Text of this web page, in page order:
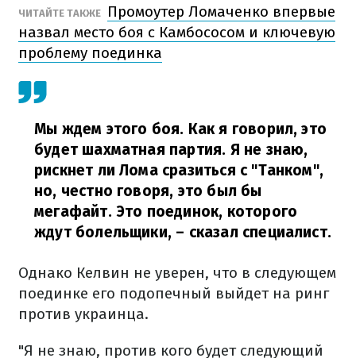
ЧИТАЙТЕ ТАКЖЕ
Промоутер Ломаченко впервые
назвал место боя с Камбососом и ключевую
проблему поединка
Мы ждем этого боя. Как я говорил, это
будет шахматная партия. Я не знаю,
рискнет ли Лома сразиться с "Танком",
но, честно говоря, это был бы
мегафайт. Это поединок, которого
ждут болельщики, – сказал специалист.
Однако Келвин не уверен, что в следующем
поединке его подопечный выйдет на ринг
против украинца.
"Я не знаю, против кого будет следующий